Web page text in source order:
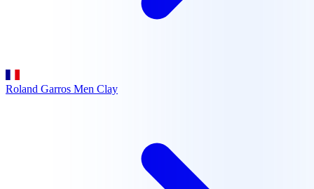
Roland Garros Men Clay